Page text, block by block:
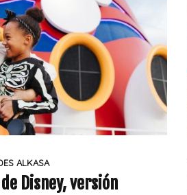
ALKASA
Disney, versión